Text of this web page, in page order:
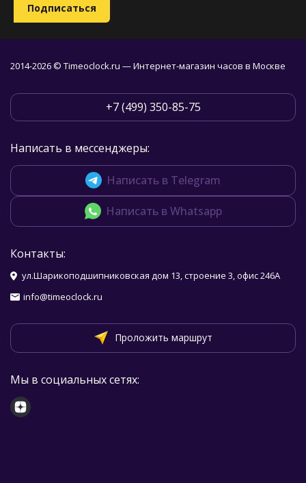
2014-2026 © Timeoclock.ru — Интернет-магазин часов в Москве
+7 (499) 350-85-75
Написать в мессенджеры:
Написать в Telegram
Написать в Whatsapp
Контакты:
ул.Шарикоподшипниковская дом 13, строение 3, офис 246А
info@timeoclock.ru
Проложить маршрут
Мы в социальных сетях: